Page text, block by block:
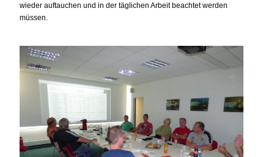
wieder auftauchen und in der täglichen Arbeit beachtet werden
müssen.